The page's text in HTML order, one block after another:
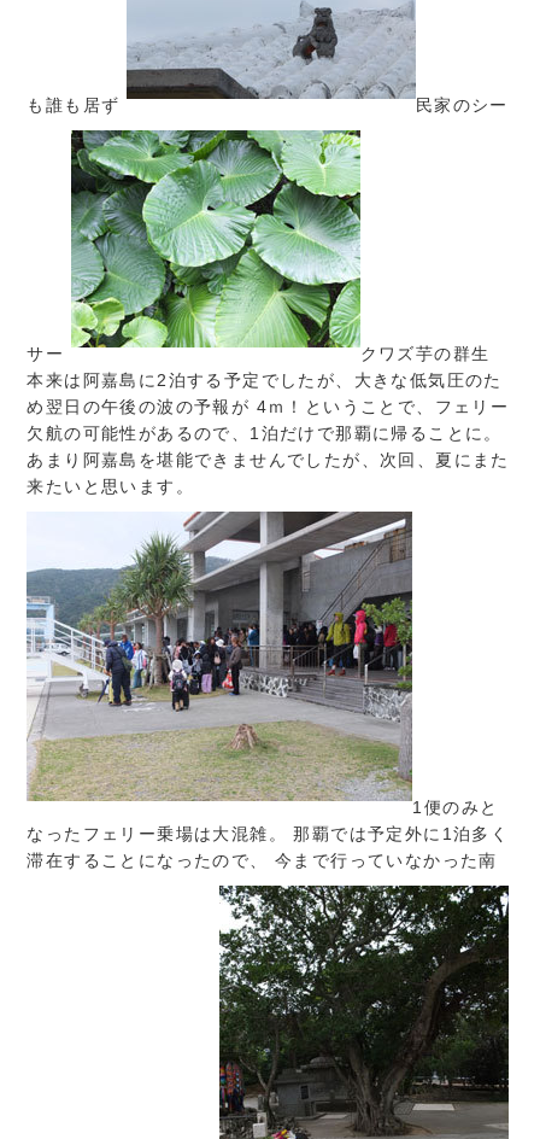
も誰も居ず 民家のシー
サー
クワズ芋の群生
本来は阿嘉島に2泊する予定でしたが、大きな低気圧のた
め翌日の午後の波の予報が 4ｍ！ということで、フェリー
欠航の可能性があるので、1泊だけで那覇に帰ることに。
あまり阿嘉島を堪能できませんでしたが、次回、夏にまた
来たいと思います。
1便のみと
なったフェリー乗場は大混雑。 那覇では予定外に1泊多く
滞在することになったので、 今まで行っていなかった南